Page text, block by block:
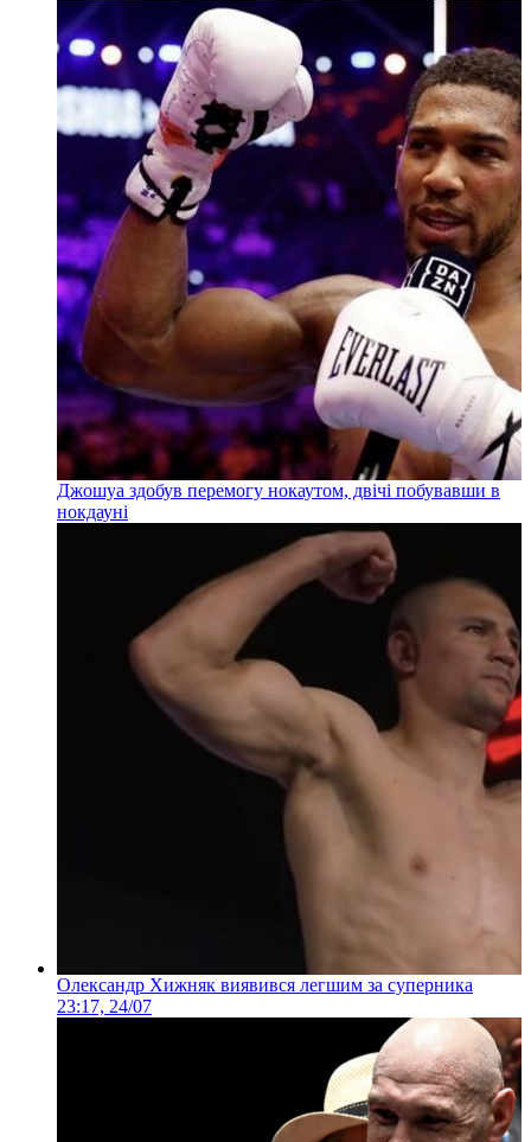
Джошуа здобув перемогу нокаутом, двічі побувавши в
нокдауні
Олександр Хижняк виявився легшим за суперника
23:17, 24/07